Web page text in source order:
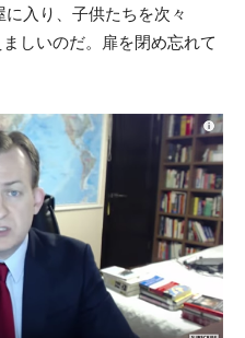
入り、子供たちを次々
しいのだ。扉を閉め忘れて